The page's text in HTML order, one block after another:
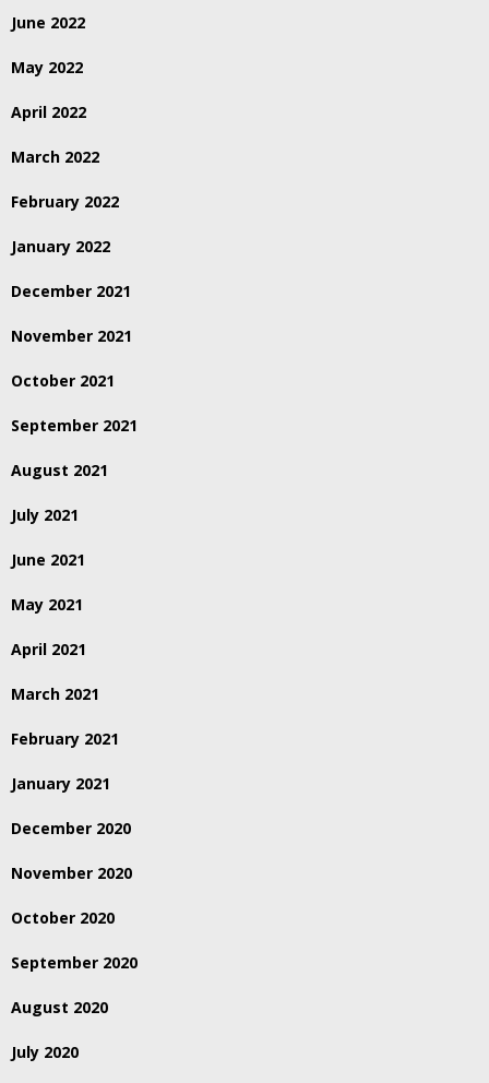
June 2022
May 2022
April 2022
March 2022
February 2022
January 2022
December 2021
November 2021
October 2021
September 2021
August 2021
July 2021
June 2021
May 2021
April 2021
March 2021
February 2021
January 2021
December 2020
November 2020
October 2020
September 2020
August 2020
July 2020